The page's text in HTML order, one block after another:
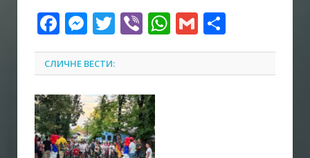
Facebook
Messenger
Twitter
ViberWhatsApp
Gmail
СЛИЧНЕ ВЕСТИ: